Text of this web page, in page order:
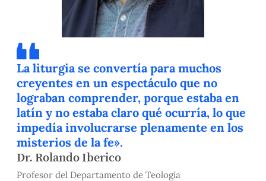
La liturgia se convertía para muchos
creyentes en un espectáculo que no
lograban comprender, porque estaba en
latín y no estaba claro qué ocurría, lo que
impedía involucrarse plenamente en los
misterios de la fe».
Dr. Rolando Iberico
Profesor del Departamento de Teología